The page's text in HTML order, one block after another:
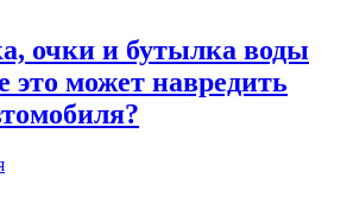
очки и бутылка воды
это может навредить